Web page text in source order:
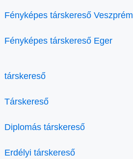
Fényképes társkereső Veszprém
Fényképes társkereső Eger
társkereső
Társkereső
Diplomás társkereső
Erdélyi társkereső